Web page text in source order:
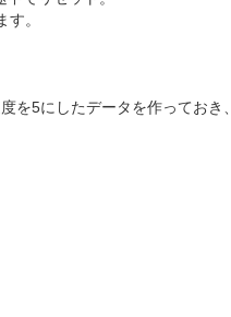
。
を5にしたデータを作っておき